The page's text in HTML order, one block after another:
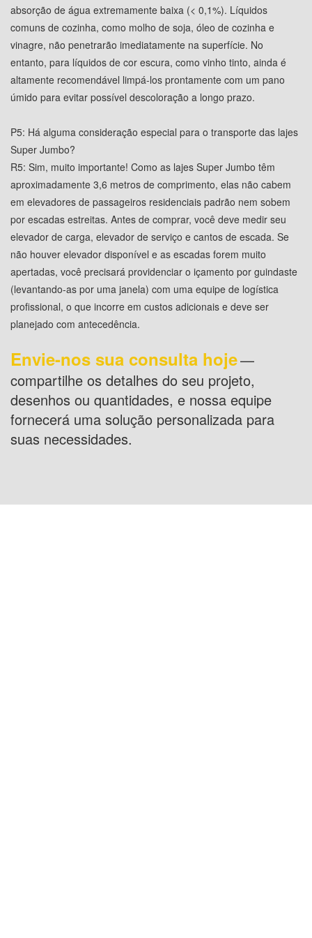
absorção de água extremamente baixa (< 0,1%). Líquidos
comuns de cozinha, como molho de soja, óleo de cozinha e
vinagre, não penetrarão imediatamente na superfície. No
entanto, para líquidos de cor escura, como vinho tinto, ainda é
altamente recomendável limpá-los prontamente com um pano
úmido para evitar possível descoloração a longo prazo.
P5: Há alguma consideração especial para o transporte das lajes
Super Jumbo?
R5: Sim, muito importante! Como as lajes Super Jumbo têm
aproximadamente 3,6 metros de comprimento, elas não cabem
em elevadores de passageiros residenciais padrão nem sobem
por escadas estreitas. Antes de comprar, você deve medir seu
elevador de carga, elevador de serviço e cantos de escada. Se
não houver elevador disponível e as escadas forem muito
apertadas, você precisará providenciar o içamento por guindaste
(levantando-as por uma janela) com uma equipe de logística
profissional, o que incorre em custos adicionais e deve ser
planejado com antecedência.
Envie-nos sua consulta hoje—
compartilhe os detalhes do seu projeto,
desenhos ou quantidades, e nossa equipe
fornecerá uma solução personalizada para
suas necessidades.